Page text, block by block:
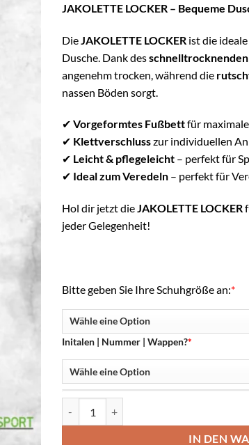
JAKOLETTE LOCKER – Bequeme
Die JAKOLETTE LOCKER ist die
Dusche. Dank des
angenehm trocken, während die
nassen Böden sorgt.
✔ Vorgeformtes Fußbettfür
✔ Klettverschlusszur individuellen
✔ Leicht & pflegeleicht – perfekt für
✔ Ideal zum Veredeln – perfekt für
Hol dir jetzt dieJAKOLETTE LOCKER
jeder Gelegenheit!
*
Bitte geben Sie Ihre Schuhgröße an:
*
Initalen | Nummer | Wappen?
IN DEN